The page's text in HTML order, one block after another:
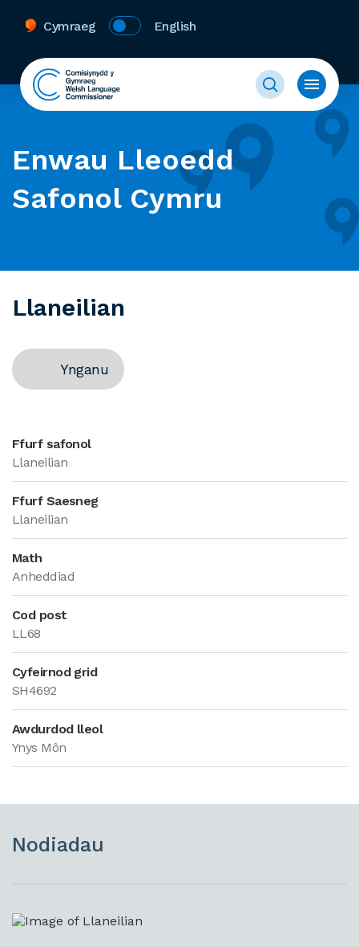
Cymraeg English
Enwau Lleoedd
Safonol Cymru
Llaneilian
Ynganu
Ffurf safonol
Llaneilian
Ffurf Saesneg
Llaneilian
Math
Anheddiad
Cod post
LL68
Cyfeirnod grid
SH4692
Awdurdod lleol
Ynys Môn
Nodiadau